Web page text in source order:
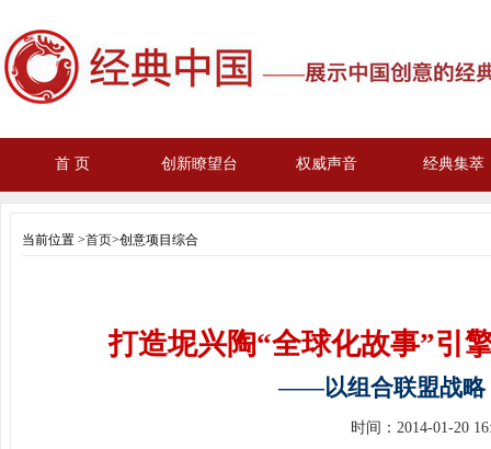
首 页 创新瞭望台 权威声音 经典集萃
当前位置 >首页>创意项目综合
打造坭兴陶“全球化故事”引
——以组合联盟战略
时间： 2014-01-20